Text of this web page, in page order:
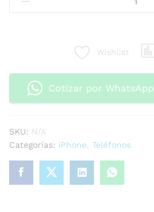
Wishlist
Cotizar por WhatsApp
SKU: N/A
Categorías: iPhone Teléfonos